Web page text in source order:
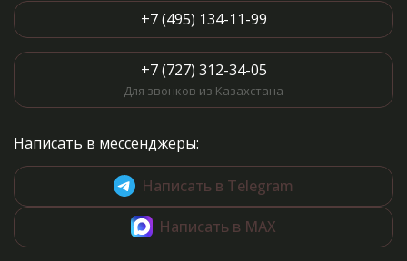
+7 (495) 134-11-99
+7 (727) 312-34-05
Для звонков из Казахстана
Написать в мессенджеры:
Написать в Telegram
Написать в MAX